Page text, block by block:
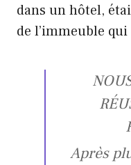
dans un hôtel,
de l’immeuble qui
Après